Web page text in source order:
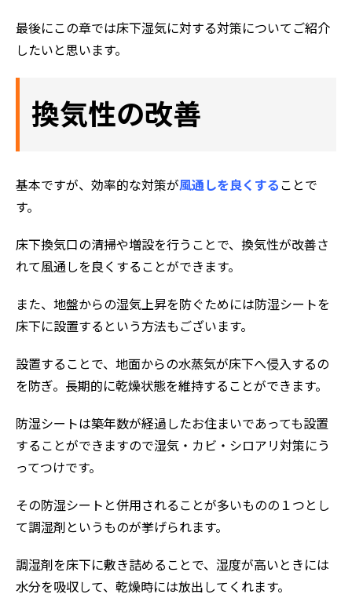
最後にこの章では床下湿気に対する対策についてご紹介
したいと思います。
換気性の改善
基本ですが、効率的な対策が風通しを良くする ことで
す。
床下換気口の清掃や増設を行うことで、換気性が改善さ
れて風通しを良くすることができます。
また、地盤からの湿気上昇を防ぐためには防湿シートを
床下に設置するという方法もございます。
設置することで、地面からの水蒸気が床下へ侵入するの
を防ぎ。長期的に乾燥状態を維持することができます。
防湿シートは築年数が経過したお住まいであっても設置
することができますので湿気・カビ・シロアリ対策にう
ってつけです。
その防湿シートと併用されることが多いものの１つとし
て調湿剤というものが挙げられます。
調湿剤を床下に敷き詰めることで、湿度が高いときには
水分を吸収して、乾燥時には放出してくれます。